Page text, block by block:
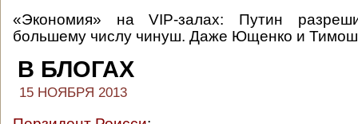
«Экономия» на VIP-залах: Путин
большему числу чинуш. Даже Ющенко и
В БЛОГАХ
15 НОЯБРЯ 2013